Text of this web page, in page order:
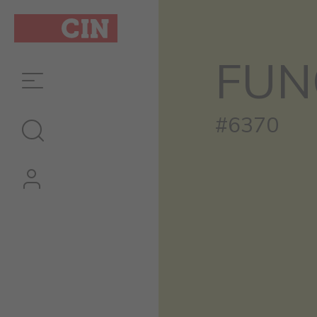
Cor
Funcho
para
interiores
#6370